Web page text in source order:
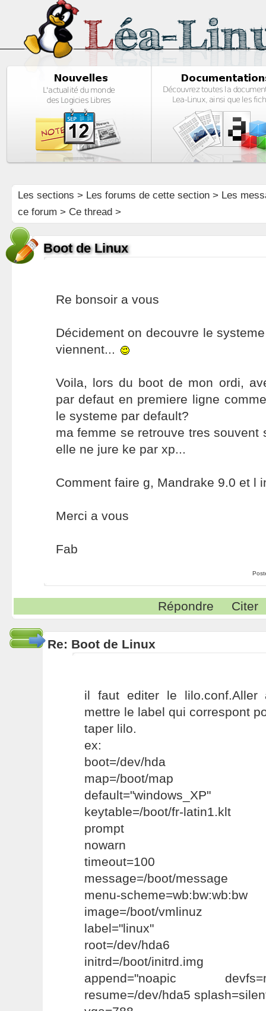
Les sections > Les forums de cette section> Les
ce forum > Ce thread >
Boot de Linux
Re bonsoir a vous
Décidement on decouvre le
viennent...
Voila, lors du boot de mon ordi,
par defaut en premiere ligne
le systeme par default?
ma femme se retrouve tres souvent
elle ne jure ke par xp...
Comment faire g, Mandrake 9.0 et l
Merci a vous
Fab
Répondre Citer
Re: Boot de Linux
il faut editer le
mettre le label qui correspont
taper lilo.
ex:
boot=/dev/hda
map=/boot/map
default="windows_XP"
keytable=/boot/fr-latin1.klt
prompt
nowarn
timeout=100
message=/boot/message
menu-scheme=wb:bw:wb:bw
image=/boot/vmlinuz
label="linux"
root=/dev/hda6
initrd=/boot/initrd.img
append="noapic
resume=/dev/hda5